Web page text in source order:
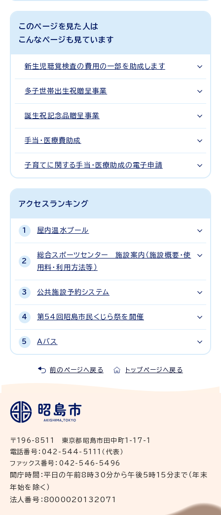
このページを見た人は
こんなページも見ています
新生児聴覚検査の費用の一部を助成します
多子世帯出生祝贈呈事業
誕生祝記念品贈呈事業
手当・医療費助成
子育てに関する手当・医療助成の電子申請
アクセスランキング
屋内温水プール
総合スポーツセンター 施設案内（施設概要・使
用料・利用方法等）
公共施設予約システム
第54回昭島市民くじら祭を開催
Aバス
前のページへ戻る トップページへ戻る
〒196-8511 東京都昭島市田中町1-17-1
電話番号：042-544-5111（代表）
ファックス番号：042-546-5496
開庁時間：平日の午前8時30分から午後5時15分まで（年末
年始を除く）
法人番号：8000020132071